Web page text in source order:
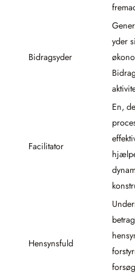
Bidragsyder
yder
Facilitator
En,
Hensynsfuld